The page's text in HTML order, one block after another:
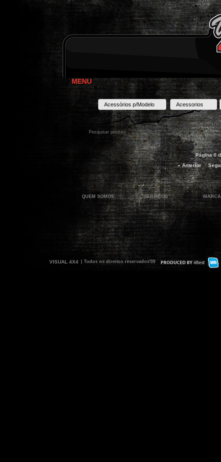
MENU
Acessórios p/Modelo Acessorios
Página 0
« Anterior
QUEM SOMOS SERVIÇOS
VISUAL 4X4 | Todos os direitos reservados'09